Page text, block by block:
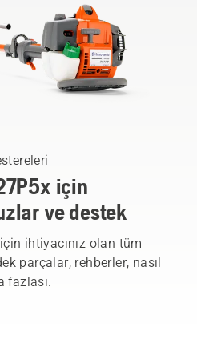
için
ve destek
ihtiyacınız olan tüm
parçalar, rehberler, nasıl
fazlası.